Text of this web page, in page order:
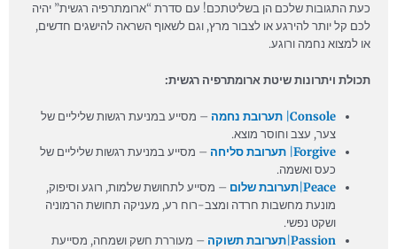
כעת התגובות שלכם הן בשליטתכם! עם סדרת “ארומתרפיה רגשית” יהיה
לכם קל יותר להירגע או לצבור מרץ, וגם לשאוף השראה להישגים חדשים,
או למצוא נחמה ורוגע.
תכולת ויתרונות שיטת ארומתרפיה רגשית:
Console תערובת נחמה – מסייע במניעת רגשות שליליים של
צער, עצב וחוסר מוצא.
Forgive תערובת סליחה – מסייע במניעת רגשות שליליים של
כעס ואשמה.
Peace תערובת שלום – מסייע לתחושת שלמות, רוגע וסיפוק,
מונעת מחשבות חרדה ומצב-רוח רע, מעניקה תחושת הרמוניה
ושקט נפשי.
Passion תערובת תשוקה – מעוררת חשק ושמחה, מסייעת